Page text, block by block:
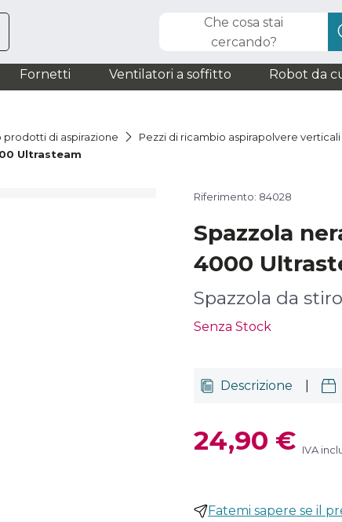
Che cosa stai
cercando?
Fornetti Ventilatori a soffitto Robot da
prodotti di aspirazione
Pezzi di ricambio aspirapolvere verticali
Ultrasteam
Riferimento: 84028
Spazzola
4000
Spazzola da
Senza Stock
Descrizione
24,90 € IVA
Fatemi sapere se il